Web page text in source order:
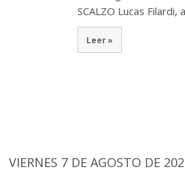
SCALZO Lucas
Leer »
VIERNES 7 DE AGOSTO DE